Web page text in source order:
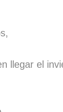
llegar el